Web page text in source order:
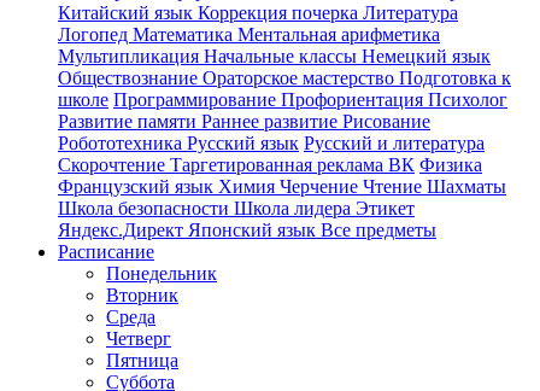
Китайский язык Коррекция почерка Литература
Логопед Математика Ментальная арифметика
Мультипликация Начальные классы Немецкий язык
Обществознание Ораторское мастерство Подготовка к
школе Программирование Профориентация Психолог
Развитие памяти Раннее развитие Рисование
Робототехника Русский язык Русский и литература
Скорочтение Таргетированная реклама ВК Физика
Французский язык Химия Черчение Чтение Шахматы
Школа безопасности Школа лидера Этикет
Яндекс.Директ Японский язык Все предметы
Расписание
Понедельник
Вторник
Среда
Четверг
Пятница
Суббота